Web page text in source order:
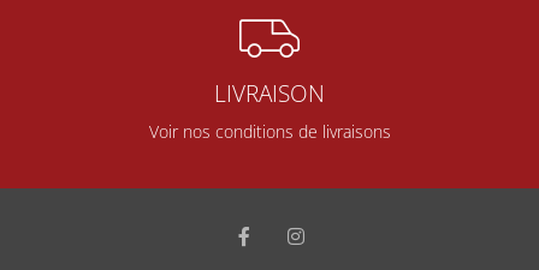
LIVRAISON
Voir nos conditions de livraisons